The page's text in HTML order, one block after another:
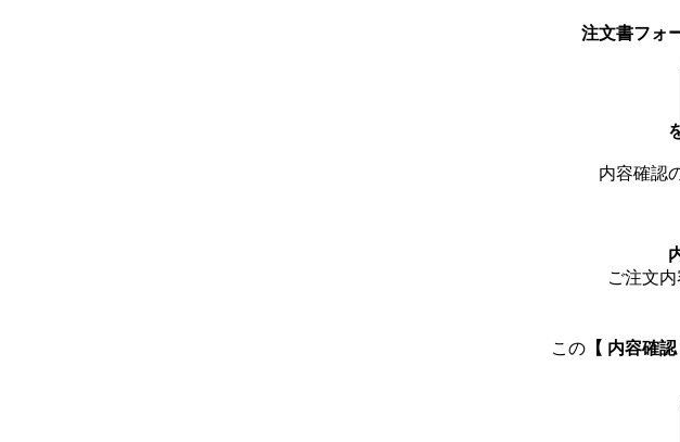
注文書フォ
内容確認
ご注文内
この 【 内容確認